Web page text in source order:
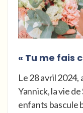
« Tu me fais
Le 28 avril 2024,
Yannick, la vie
enfants bascule